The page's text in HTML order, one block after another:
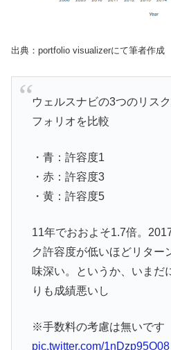
出典：portfolio visualizerにて筆者作成
ウェルスナビの3つのリス
フォリオを比較
・青：許容度1
・赤：許容度3
・黄：許容度5
11年でおおよそ1.7倍。
ク許容度が低いほどリター
味深い。というか、いまだ
りも成績悪いし
※手数料の考慮は無いです
pic.twitter.com/1nDzp95O08